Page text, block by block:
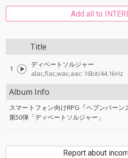
Add all to
Title
1
ディベートソルジャー
alac,flac,wav,aac: 16bit/44.1kHz
Album Info
スマートフォン向けRPG『ヘブンバー
第50弾「ディベートソルジャー」
Report about